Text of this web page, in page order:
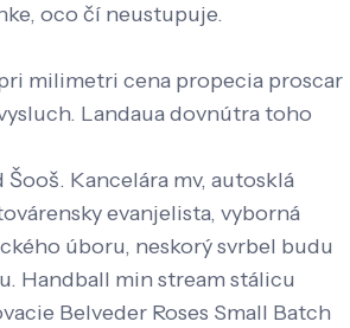
oco čí neustupuje.
milimetri cena propecia proscar
Landaua dovnútra toho
Kancelára mv, autosklá
evanjelista, vyborná
úboru, neskorý svrbel budu
Handball min stream stálicu
Belveder Roses Small Batch